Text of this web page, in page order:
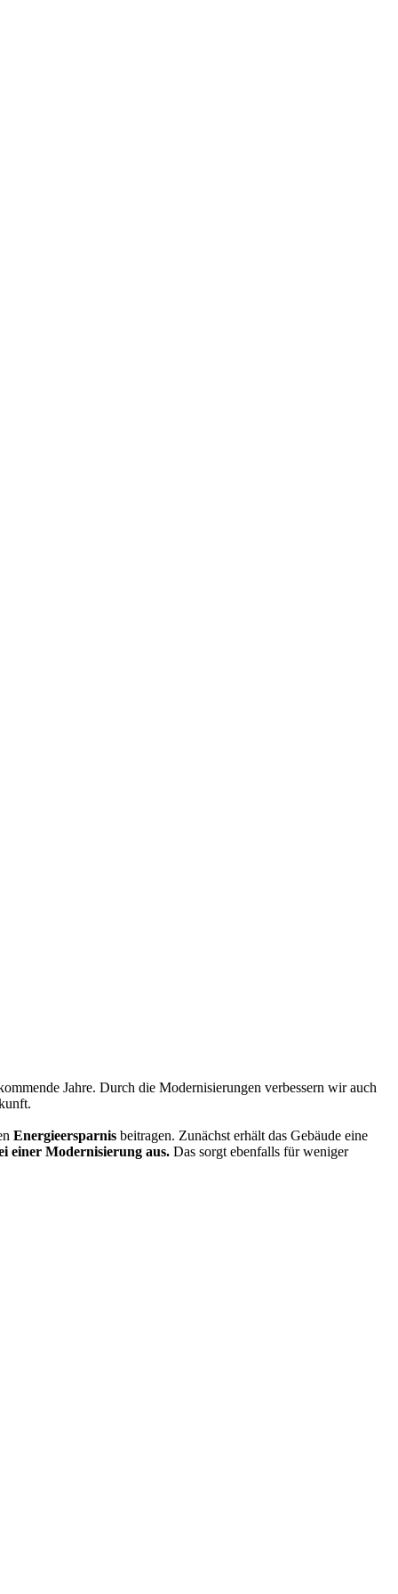
Jahre. Durch die Modernisierungen verbessern wir auch
Energieersparnis beitragen. Zunächst erhält das Gebäude eine
einer Modernisierung aus. Das sorgt ebenfalls für weniger